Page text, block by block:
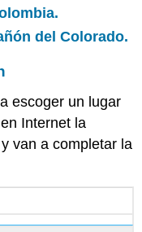
del Colorado.
escoger un lugar
Internet la
van a completar la